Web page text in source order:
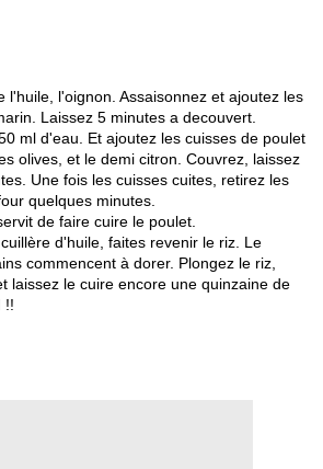
l'huile, l'oignon. Assaisonnez et ajoutez les
Laissez 5 minutes a decouvert.
ml d'eau. Et ajoutez les cuisses de poulet
olives, et le demi citron. Couvrez, laissez
Une fois les cuisses cuites, retirez les
quelques minutes.
de faire cuire le poulet.
d'huile, faites revenir le riz. Le
commencent à dorer. Plongez le riz,
laissez le cuire encore une quinzaine de
!!